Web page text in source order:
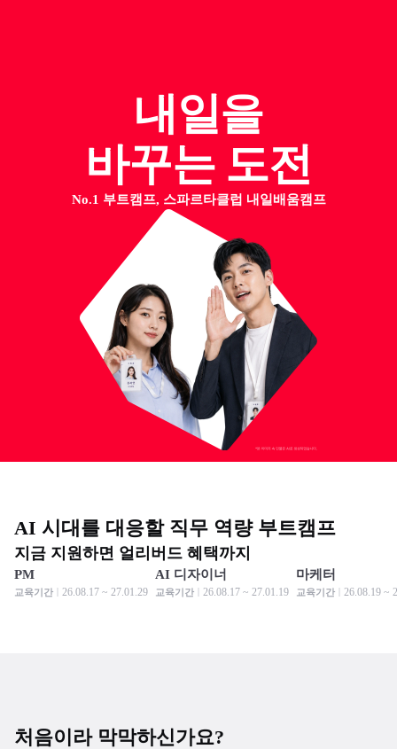
내일을
바꾸는 도전
No.1 부트캠프, 스파르타클럽 내일배움캠프
AI 시대를 대응할 직무 역량 부트캠프
지금 지원하면 얼리버드 혜택까지
모집 중
모집 중
PM
교육기간 26.08.17 ~ 27.01.29
모집 중
모집 중
AI 디자이너
교육기간 26.08.17 ~ 27.01.19
모집 중
모집 중
마케터
교육기간 26.08.19 ~
처음이라 막막하신가요?